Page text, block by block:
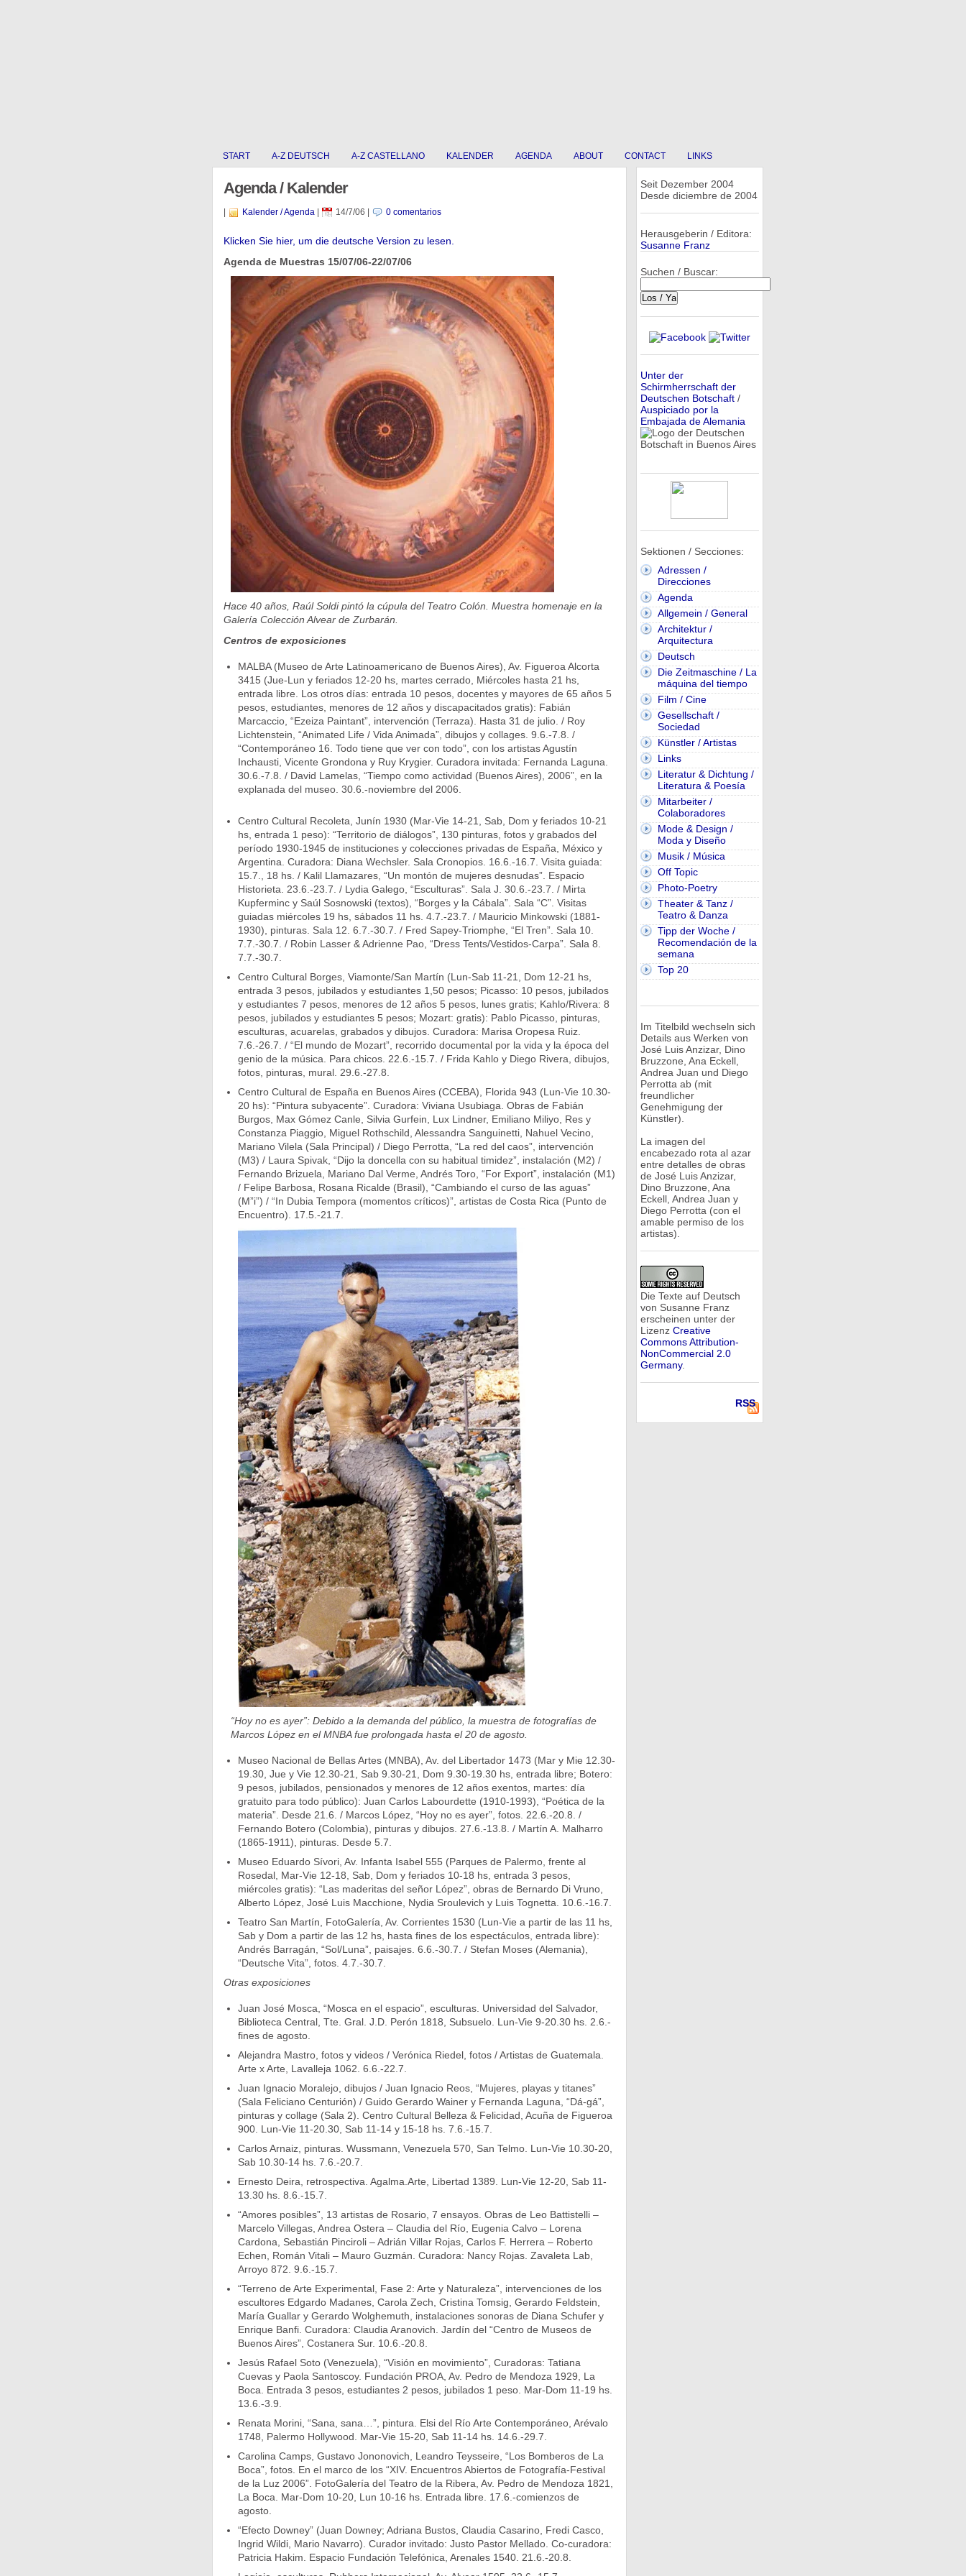
START A-Z DEUTSCH A-Z CASTELLANO KALENDER AGENDA ABOUT CONTACT LINKS
Agenda / Kalender
Kalender / Agenda| 14/7/06 0 comentarios
Klicken Sie hier, um die deutsche Version zu lesen.
Agenda de Muestras 15/07/06-22/07/06
Hace 40 años, Raúl Soldi pintó la cúpula del Teatro Colón. Muestra homenaje en la
Galería Colección Alvear de Zurbarán.
Centros de exposiciones
MALBA (Museo de Arte Latinoamericano de Buenos Aires), Av. Figueroa Alcorta
3415 (Jue-Lun y feriados 12-20 hs, martes cerrado, Miércoles hasta 21 hs,
entrada libre. Los otros días: entrada 10 pesos, docentes y mayores de 65 años 5
pesos, estudiantes, menores de 12 años y discapacitados gratis): Fabián
Marcaccio, “Ezeiza Paintant”, intervención (Terraza). Hasta 31 de julio. / Roy
Lichtenstein, “Animated Life / Vida Animada”, dibujos y collages. 9.6.-7.8. /
“Contemporáneo 16. Todo tiene que ver con todo”, con los artistas Agustín
Inchausti, Vicente Grondona y Ruy Krygier. Curadora invitada: Fernanda Laguna.
30.6.-7.8. / David Lamelas, “Tiempo como actividad (Buenos Aires), 2006”, en la
explanada del museo. 30.6.-noviembre del 2006.
Centro Cultural Recoleta, Junín 1930 (Mar-Vie 14-21, Sab, Dom y feriados 10-21
hs, entrada 1 peso): “Territorio de diálogos”, 130 pinturas, fotos y grabados del
período 1930-1945 de instituciones y colecciones privadas de España, México y
Argentina. Curadora: Diana Wechsler. Sala Cronopios. 16.6.-16.7. Visita guiada:
15.7., 18 hs. / Kalil Llamazares, “Un montón de mujeres desnudas”. Espacio
Historieta. 23.6.-23.7. / Lydia Galego, “Esculturas”. Sala J. 30.6.-23.7. / Mirta
Kupferminc y Saúl Sosnowski (textos), “Borges y la Cábala”. Sala “C”. Visitas
guiadas miércoles 19 hs, sábados 11 hs. 4.7.-23.7. / Mauricio Minkowski (1881-
1930), pinturas. Sala 12. 6.7.-30.7. / Fred Sapey-Triomphe, “El Tren”. Sala 10.
7.7.-30.7. / Robin Lasser & Adrienne Pao, “Dress Tents/Vestidos-Carpa”. Sala 8.
7.7.-30.7.
Centro Cultural Borges, Viamonte/San Martín (Lun-Sab 11-21, Dom 12-21 hs,
entrada 3 pesos, jubilados y estudiantes 1,50 pesos; Picasso: 10 pesos, jubilados
y estudiantes 7 pesos, menores de 12 años 5 pesos, lunes gratis; Kahlo/Rivera: 8
pesos, jubilados y estudiantes 5 pesos; Mozart: gratis): Pablo Picasso, pinturas,
esculturas, acuarelas, grabados y dibujos. Curadora: Marisa Oropesa Ruiz.
7.6.-26.7. / “El mundo de Mozart”, recorrido documental por la vida y la época del
genio de la música. Para chicos. 22.6.-15.7. / Frida Kahlo y Diego Rivera, dibujos,
fotos, pinturas, mural. 29.6.-27.8.
Centro Cultural de España en Buenos Aires (CCEBA), Florida 943 (Lun-Vie 10.30-
20 hs): “Pintura subyacente”. Curadora: Viviana Usubiaga. Obras de Fabián
Burgos, Max Gómez Canle, Silvia Gurfein, Lux Lindner, Emiliano Miliyo, Res y
Constanza Piaggio, Miguel Rothschild, Alessandra Sanguinetti, Nahuel Vecino,
Mariano Vilela (Sala Principal) / Diego Perrotta, “La red del caos”, intervención
(M3) / Laura Spivak, “Dijo la doncella con su habitual timidez”, instalación (M2) /
Fernando Brizuela, Mariano Dal Verme, Andrés Toro, “For Export”, instalación (M1)
/ Felipe Barbosa, Rosana Ricalde (Brasil), “Cambiando el curso de las aguas”
(M”i”) / “In Dubia Tempora (momentos críticos)”, artistas de Costa Rica (Punto de
Encuentro). 17.5.-21.7.
“Hoy no es ayer”: Debido a la demanda del público, la muestra de fotografías de
Marcos López en el MNBA fue prolongada hasta el 20 de agosto.
Museo Nacional de Bellas Artes (MNBA), Av. del Libertador 1473 (Mar y Mie 12.30-
19.30, Jue y Vie 12.30-21, Sab 9.30-21, Dom 9.30-19.30 hs, entrada libre; Botero:
9 pesos, jubilados, pensionados y menores de 12 años exentos, martes: día
gratuito para todo público): Juan Carlos Labourdette (1910-1993), “Poética de la
materia”. Desde 21.6. / Marcos López, “Hoy no es ayer”, fotos. 22.6.-20.8. /
Fernando Botero (Colombia), pinturas y dibujos. 27.6.-13.8. / Martín A. Malharro
(1865-1911), pinturas. Desde 5.7.
Museo Eduardo Sívori, Av. Infanta Isabel 555 (Parques de Palermo, frente al
Rosedal, Mar-Vie 12-18, Sab, Dom y feriados 10-18 hs, entrada 3 pesos,
miércoles gratis): “Las maderitas del señor López”, obras de Bernardo Di Vruno,
Alberto López, José Luis Macchione, Nydia Sroulevich y Luis Tognetta. 10.6.-16.7.
Teatro San Martín, FotoGalería, Av. Corrientes 1530 (Lun-Vie a partir de las 11 hs,
Sab y Dom a partir de las 12 hs, hasta fines de los espectáculos, entrada libre):
Andrés Barragán, “Sol/Luna”, paisajes. 6.6.-30.7. / Stefan Moses (Alemania),
“Deutsche Vita”, fotos. 4.7.-30.7.
Otras exposiciones
Juan José Mosca, “Mosca en el espacio”, esculturas. Universidad del Salvador,
Biblioteca Central, Tte. Gral. J.D. Perón 1818, Subsuelo. Lun-Vie 9-20.30 hs. 2.6.-
fines de agosto.
Alejandra Mastro, fotos y videos / Verónica Riedel, fotos / Artistas de Guatemala.
Arte x Arte, Lavalleja 1062. 6.6.-22.7.
Juan Ignacio Moralejo, dibujos / Juan Ignacio Reos, “Mujeres, playas y titanes”
(Sala Feliciano Centurión) / Guido Gerardo Wainer y Fernanda Laguna, “Dá-gá”,
pinturas y collage (Sala 2). Centro Cultural Belleza & Felicidad, Acuña de Figueroa
900. Lun-Vie 11-20.30, Sab 11-14 y 15-18 hs. 7.6.-15.7.
Carlos Arnaiz, pinturas. Wussmann, Venezuela 570, San Telmo. Lun-Vie 10.30-20,
Sab 10.30-14 hs. 7.6.-20.7.
Ernesto Deira, retrospectiva. Agalma.Arte, Libertad 1389. Lun-Vie 12-20, Sab 11-
13.30 hs. 8.6.-15.7.
“Amores posibles”, 13 artistas de Rosario, 7 ensayos. Obras de Leo Battistelli –
Marcelo Villegas, Andrea Ostera – Claudia del Río, Eugenia Calvo – Lorena
Cardona, Sebastián Pinciroli – Adrián Villar Rojas, Carlos F. Herrera – Roberto
Echen, Román Vitali – Mauro Guzmán. Curadora: Nancy Rojas. Zavaleta Lab,
Arroyo 872. 9.6.-15.7.
“Terreno de Arte Experimental, Fase 2: Arte y Naturaleza”, intervenciones de los
escultores Edgardo Madanes, Carola Zech, Cristina Tomsig, Gerardo Feldstein,
María Guallar y Gerardo Wolghemuth, instalaciones sonoras de Diana Schufer y
Enrique Banfi. Curadora: Claudia Aranovich. Jardín del “Centro de Museos de
Buenos Aires”, Costanera Sur. 10.6.-20.8.
Jesús Rafael Soto (Venezuela), “Visión en movimiento”, Curadoras: Tatiana
Cuevas y Paola Santoscoy. Fundación PROA, Av. Pedro de Mendoza 1929, La
Boca. Entrada 3 pesos, estudiantes 2 pesos, jubilados 1 peso. Mar-Dom 11-19 hs.
13.6.-3.9.
Renata Morini, “Sana, sana…”, pintura. Elsi del Río Arte Contemporáneo, Arévalo
1748, Palermo Hollywood. Mar-Vie 15-20, Sab 11-14 hs. 14.6.-29.7.
Carolina Camps, Gustavo Jononovich, Leandro Teysseire, “Los Bomberos de La
Boca”, fotos. En el marco de los “XIV. Encuentros Abiertos de Fotografía-Festival
de la Luz 2006”. FotoGalería del Teatro de la Ribera, Av. Pedro de Mendoza 1821,
La Boca. Mar-Dom 10-20, Lun 10-16 hs. Entrada libre. 17.6.-comienzos de
agosto.
“Efecto Downey” (Juan Downey; Adriana Bustos, Claudia Casarino, Fredi Casco,
Ingrid Wildi, Mario Navarro). Curador invitado: Justo Pastor Mellado. Co-curadora:
Patricia Hakim. Espacio Fundación Telefónica, Arenales 1540. 21.6.-20.8.
Seit Dezember 2004
Desde diciembre de 2004
Herausgeberin / Editora:
Susanne Franz
Suchen / Buscar:
Unter der
Schirmherrschaft der
Deutschen Botschaft/
Auspiciado por la
Embajada de Alemania
Sektionen / Secciones:
Adressen /
Direcciones
Agenda
Allgemein / General
Architektur /
Arquitectura
Deutsch
Die Zeitmaschine / La
máquina del tiempo
Film / Cine
Gesellschaft /
Sociedad
Künstler / Artistas
Links
Literatur & Dichtung /
Literatura & Poesía
Mitarbeiter /
Colaboradores
Mode & Design /
Moda y Diseño
Musik / Música
Off Topic
Photo-Poetry
Theater & Tanz /
Teatro & Danza
Tipp der Woche /
Recomendación de la
semana
Top 20
Im Titelbild wechseln sich
Details aus Werken von
José Luis Anzizar, Dino
Bruzzone, Ana Eckell,
Andrea Juan und Diego
Perrotta ab (mit
freundlicher
Genehmigung der
Künstler).
La imagen del
encabezado rota al azar
entre detalles de obras
de José Luis Anzizar,
Dino Bruzzone, Ana
Eckell, Andrea Juan y
Diego Perrotta (con el
amable permiso de los
artistas).
Die Texte auf Deutsch
von Susanne Franz
erscheinen unter der
Lizenz Creative
Commons Attribution-
NonCommercial 2.0
Germany.
RSS